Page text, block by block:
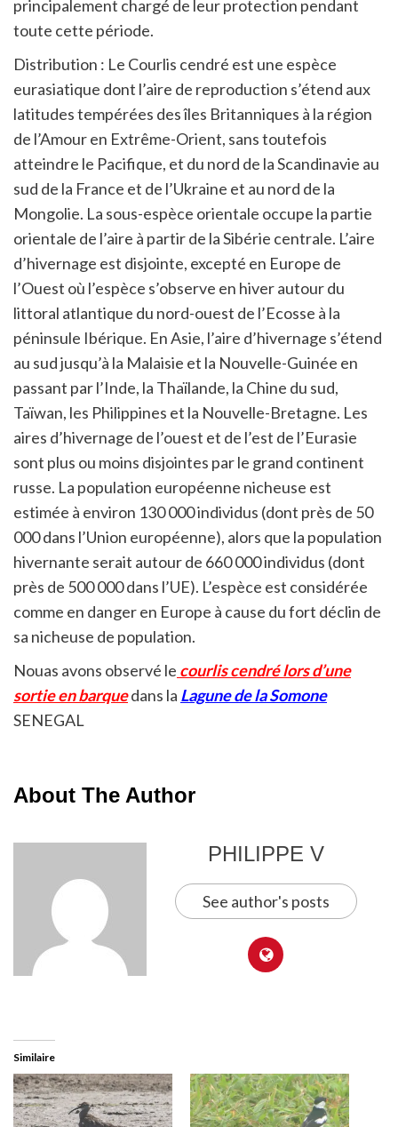
principalement chargé de leur protection pendant
toute cette période.
Distribution : Le Courlis cendré est une espèce
eurasiatique dont l’aire de reproduction s’étend aux
latitudes tempérées des îles Britanniques à la région
de l’Amour en Extrême-Orient, sans toutefois
atteindre le Pacifique, et du nord de la Scandinavie au
sud de la France et de l’Ukraine et au nord de la
Mongolie. La sous-espèce orientale occupe la partie
orientale de l’aire à partir de la Sibérie centrale. L’aire
d’hivernage est disjointe, excepté en Europe de
l’Ouest où l’espèce s’observe en hiver autour du
littoral atlantique du nord-ouest de l’Ecosse à la
péninsule Ibérique. En Asie, l’aire d’hivernage s’étend
au sud jusqu’à la Malaisie et la Nouvelle-Guinée en
passant par l’Inde, la Thaïlande, la Chine du sud,
Taïwan, les Philippines et la Nouvelle-Bretagne. Les
aires d’hivernage de l’ouest et de l’est de l’Eurasie
sont plus ou moins disjointes par le grand continent
russe. La population européenne nicheuse est
estimée à environ 130 000 individus (dont près de 50
000 dans l’Union européenne), alors que la population
hivernante serait autour de 660 000 individus (dont
près de 500 000 dans l’UE). L’espèce est considérée
comme en danger en Europe à cause du fort déclin de
sa nicheuse de population.
Nouas avons observé le courlis cendré lors d’une
sortie en barquedans la Lagune de la Somone
SENEGAL
About The Author
PHILIPPE V
See author's posts
Similaire